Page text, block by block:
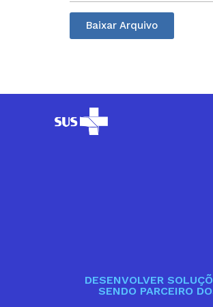
Baixar Arquivo
DESENVOLVER
SENDO PARCEIRO